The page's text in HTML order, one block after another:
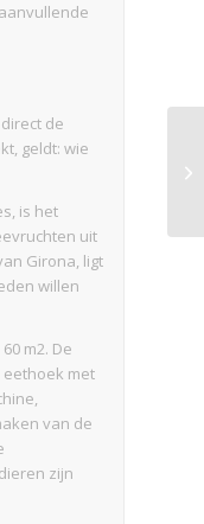
de
geldt: wie
is het
uit
Girona, ligt
willen
m2. De
met
van de
zijn